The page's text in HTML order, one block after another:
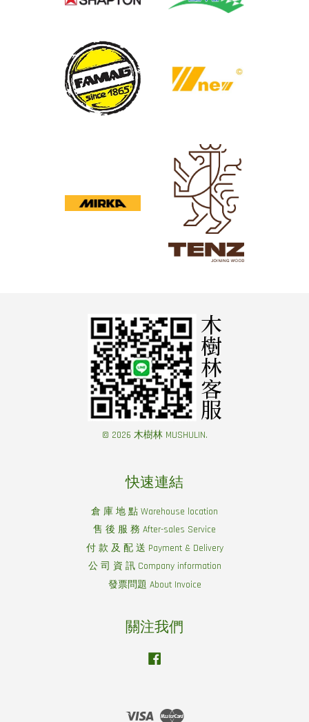
© 2026 木樹林 MUSHULIN.
快速連結
倉 庫 地 點 Warehouse location
售 後 服 務 After-sales Service
付 款 及 配 送 Payment & Delivery
公 司 資 訊 Company information
發票問題 About Invoice
關注我們
Visa Master